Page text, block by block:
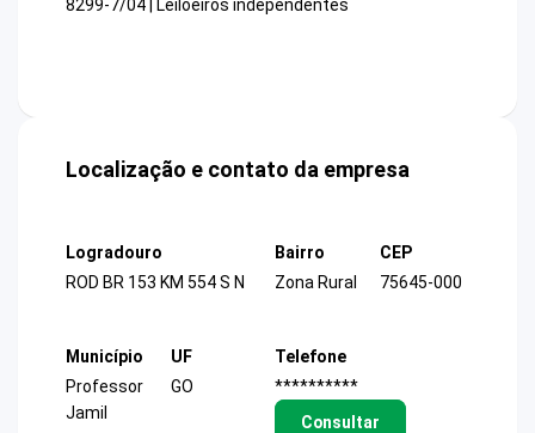
8299-7/04 | Leiloeiros independentes
Localização e contato da empresa
Logradouro
ROD BR 153 KM 554 S N
Bairro
Zona Rural
CEP
75645-000
Município
Professor
Jamil
UF
GO
Telefone
**********
Consultar